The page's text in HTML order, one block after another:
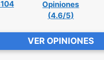
Opiniones
(4.6/5)
VER OPINIONES